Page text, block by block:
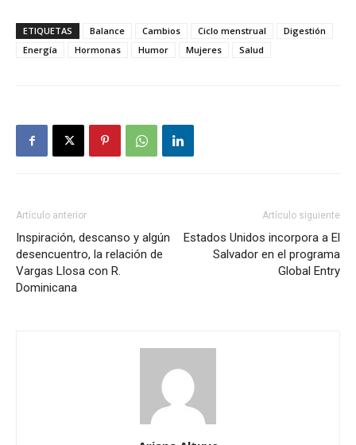
ETIQUETAS Balance Cambios Ciclo menstrual
Digestión
Energía
Hormonas Humor Mujeres Salud
Artículo anterior
Inspiración, descanso y algún
desencuentro, la relación de
Vargas Llosa con R.
Dominicana
Artículo siguiente
Estados Unidos incorpora a El
Salvador en el programa
Global Entry